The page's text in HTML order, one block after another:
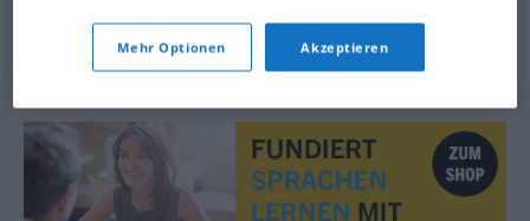
© OpenThesaurus.de
Mehr Optionen Akzeptieren